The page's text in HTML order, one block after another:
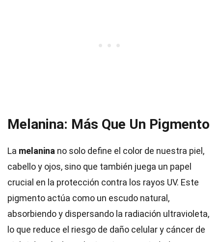
Melanina: Más Que Un Pigmento
La melanina no solo define el color de nuestra piel,
cabello y ojos, sino que también juega un papel
crucial en la protección contra los rayos UV. Este
pigmento actúa como un escudo natural,
absorbiendo y dispersando la radiación ultravioleta,
lo que reduce el riesgo de daño celular y cáncer de